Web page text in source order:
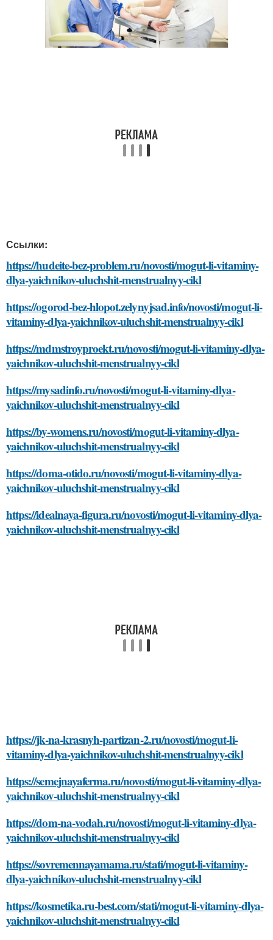
Ссылки:
https://hudeite-bez-problem.ru/novosti/mogut-li-vitaminy-
dlya-yaichnikov-uluchshit-menstrualnyy-cikl
https://ogorod-bez-hlopot.zelynyjsad.info/novosti/mogut-li-
vitaminy-dlya-yaichnikov-uluchshit-menstrualnyy-cikl
https://mdmstroyproekt.ru/novosti/mogut-li-vitaminy-dlya-
yaichnikov-uluchshit-menstrualnyy-cikl
https://mysadinfo.ru/novosti/mogut-li-vitaminy-dlya-
yaichnikov-uluchshit-menstrualnyy-cikl
https://by-womens.ru/novosti/mogut-li-vitaminy-dlya-
yaichnikov-uluchshit-menstrualnyy-cikl
https://doma-otido.ru/novosti/mogut-li-vitaminy-dlya-
yaichnikov-uluchshit-menstrualnyy-cikl
https://idealnaya-figura.ru/novosti/mogut-li-vitaminy-dlya-
yaichnikov-uluchshit-menstrualnyy-cikl
https://jk-na-krasnyh-partizan-2.ru/novosti/mogut-li-
vitaminy-dlya-yaichnikov-uluchshit-menstrualnyy-cikl
https://semejnayaferma.ru/novosti/mogut-li-vitaminy-dlya-
yaichnikov-uluchshit-menstrualnyy-cikl
https://dom-na-vodah.ru/novosti/mogut-li-vitaminy-dlya-
yaichnikov-uluchshit-menstrualnyy-cikl
https://sovremennayamama.ru/stati/mogut-li-vitaminy-
dlya-yaichnikov-uluchshit-menstrualnyy-cikl
https://kosmetika.ru-best.com/stati/mogut-li-vitaminy-dlya-
yaichnikov-uluchshit-menstrualnyy-cikl